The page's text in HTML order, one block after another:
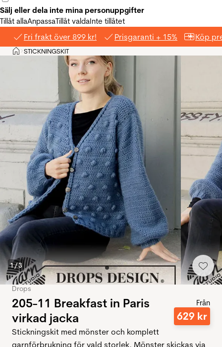
Sälj eller dela inte mina personuppgifter
Tillåt allaAnpassaTillåt valdaInte tillåtet
Fri frakt över 899 kr! Prisgaranti + 15% Köp
Hem
>STICKNINGSKIT
1/3
Drops
205-11 Breakfast in Paris
virkad jacka
Från
629 kr
Stickningskit med mönster och komplett
garnförbrukning för vald storlek. Mönster skickas via